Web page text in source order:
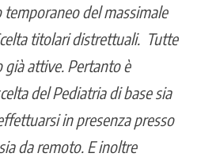
temporaneo del massimale
titolari distrettuali. Tutte
già attive. Pertanto è
del Pediatria di base sia
in presenza presso
da remoto. E inoltre